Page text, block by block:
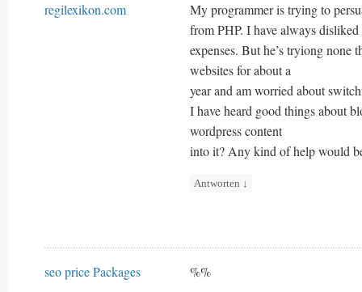
regilexikon.com
My programmer is trying to
from PHP. I have always disliked
expenses. But he’s tryiong none
websites for about a
year and am worried about
I have heard good things about
wordpress content
into it? Any kind of help would
Antworten ↓
seo price Packages
%%